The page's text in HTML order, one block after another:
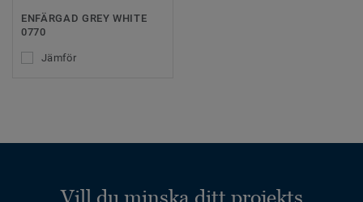
ENFÄRGAD GREY WHITE
0770
Jämför
Vill du minska ditt projekts